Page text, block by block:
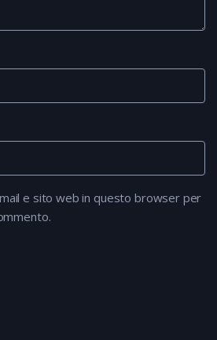
e sito web in questo browser per